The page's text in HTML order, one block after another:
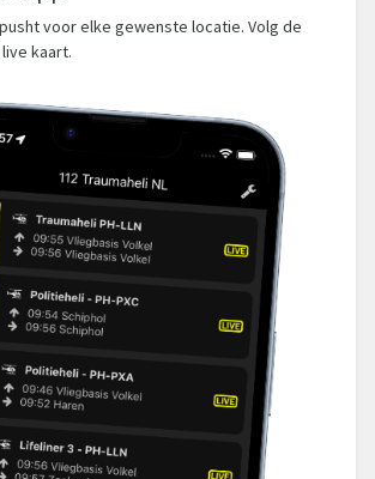
voor elke gewenste locatie. Volg de
kaart.